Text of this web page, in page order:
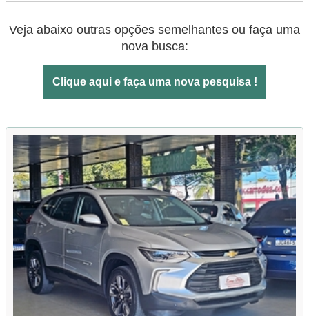
Veja abaixo outras opções semelhantes ou faça uma
nova busca:
Clique aqui e faça uma nova pesquisa !